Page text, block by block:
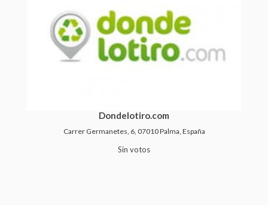
Dondelotiro.com
Carrer Germanetes, 6, 07010 Palma, España
Sin votos